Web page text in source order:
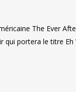
The Ever
portera le titre Eh